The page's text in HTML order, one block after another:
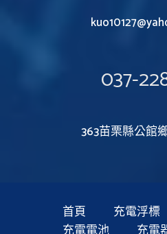
037-
363苗栗縣公館
首頁 充電浮標